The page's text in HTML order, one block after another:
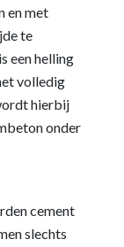
en met
te
een helling
volledig
hierbij
onder
cement
slechts